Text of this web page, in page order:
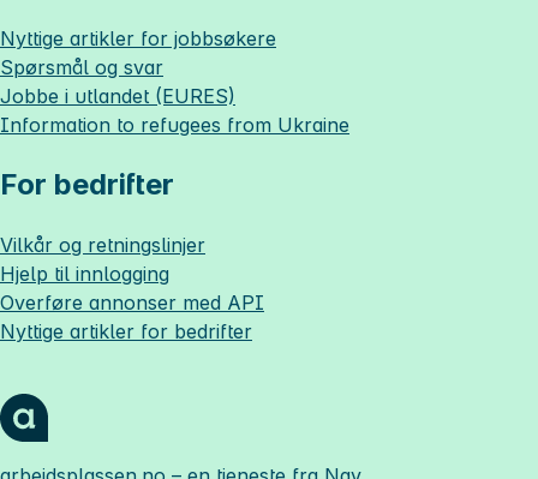
Nyttige artikler for jobbsøkere
Spørsmål og svar
Jobbe i utlandet (EURES)
Information to refugees from Ukraine
For bedrifter
Vilkår og retningslinjer
Hjelp til innlogging
Overføre annonser med API
Nyttige artikler for bedrifter